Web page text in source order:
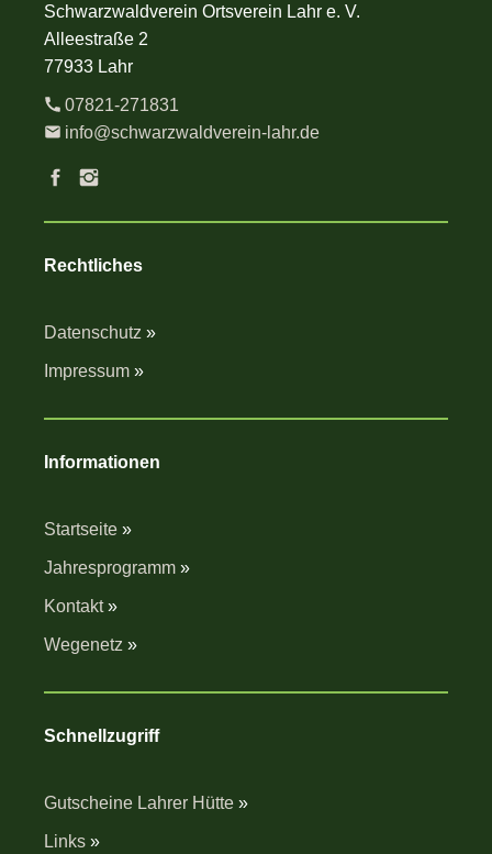
Schwarzwaldverein Ortsverein Lahr e. V.
Alleestraße 2
77933 Lahr
07821-271831
info@schwarzwaldverein-lahr.de
Rechtliches
Datenschutz »
Impressum »
Informationen
Startseite »
Jahresprogramm »
Kontakt»
Wegenetz »
Schnellzugriff
Gutscheine Lahrer Hütte »
Links »